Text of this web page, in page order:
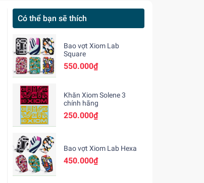
Có thể bạn sẽ thích
Bao vợt Xiom Lab
Square
550.000₫
Khăn Xiom Solene 3
chính hãng
250.000₫
Bao vợt Xiom Lab Hexa
450.000₫